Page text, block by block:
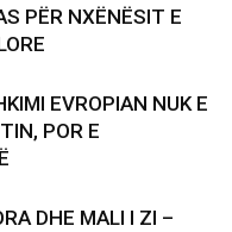
PËR NXËNËSIT E
EVROPIAN NUK E
POR E
DHE MALI I ZI –